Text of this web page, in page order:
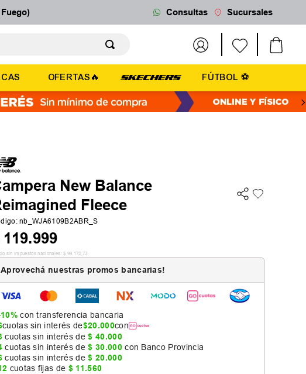
Consultas Sucursales
OFERTAS🔥 FÚTBOL ⚽
New Balance
Fleece
:nb_WJA6109B2ABR_S
119.999
sin impuestos nacionales: $ 99. 172 ,73
nuestras promos bancarias!
con transferencia bancaria
cuotas sin interés de$20.000con
cuotas sin interés de$ 40.000
cuotas sin interés de$ 30.000 con Banco Provincia
cuotas sin interés de$ 20.000
cuotas fijas de $ 11.560